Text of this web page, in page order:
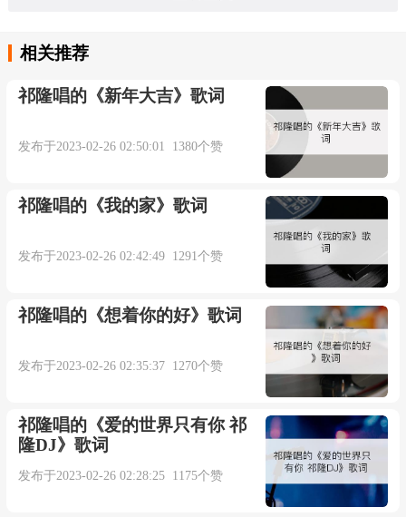
语言：国语
时长：04:26秒
你和我都愿意活在同样的空气里
我不想你蓦然离开
相关推荐
祁隆唱的《新年大吉》歌词
发布于2023-02-26 02:50:01 1380个赞
祁隆唱的《我的家》歌词
发布于2023-02-26 02:42:49 1291个赞
祁隆唱的《想着你的好》歌词
发布于2023-02-26 02:35:37 1270个赞
祁隆唱的《爱的世界只有你 祁
隆DJ》歌词
发布于2023-02-26 02:28:25 1175个赞